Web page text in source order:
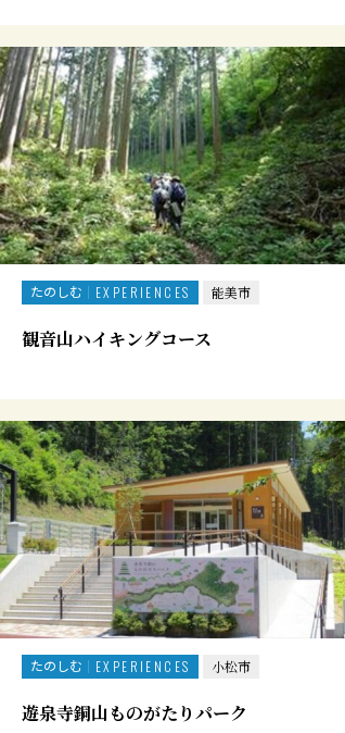
たのしむ EXPERIENCES 能美市
観音山ハイキングコース
たのしむ EXPERIENCES 小松市
遊泉寺銅山ものがたりパーク